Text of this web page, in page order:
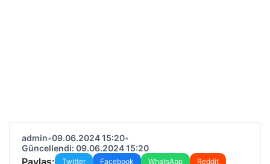
admin•09.06.2024 15:20•
Güncellendi: 09.06.2024 15:20
Paylaş: Twitter Facebook WhatsApp
Reddit